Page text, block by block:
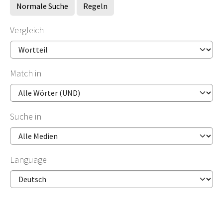
Normale Suche Regeln
Vergleich
Match in
Suche in
Language